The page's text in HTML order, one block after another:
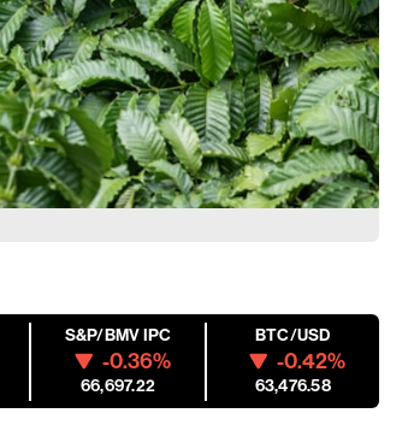
S&P/BMV IPC
-0.36%
66,697.22
BTC/USD
-0.42%
63,476.58